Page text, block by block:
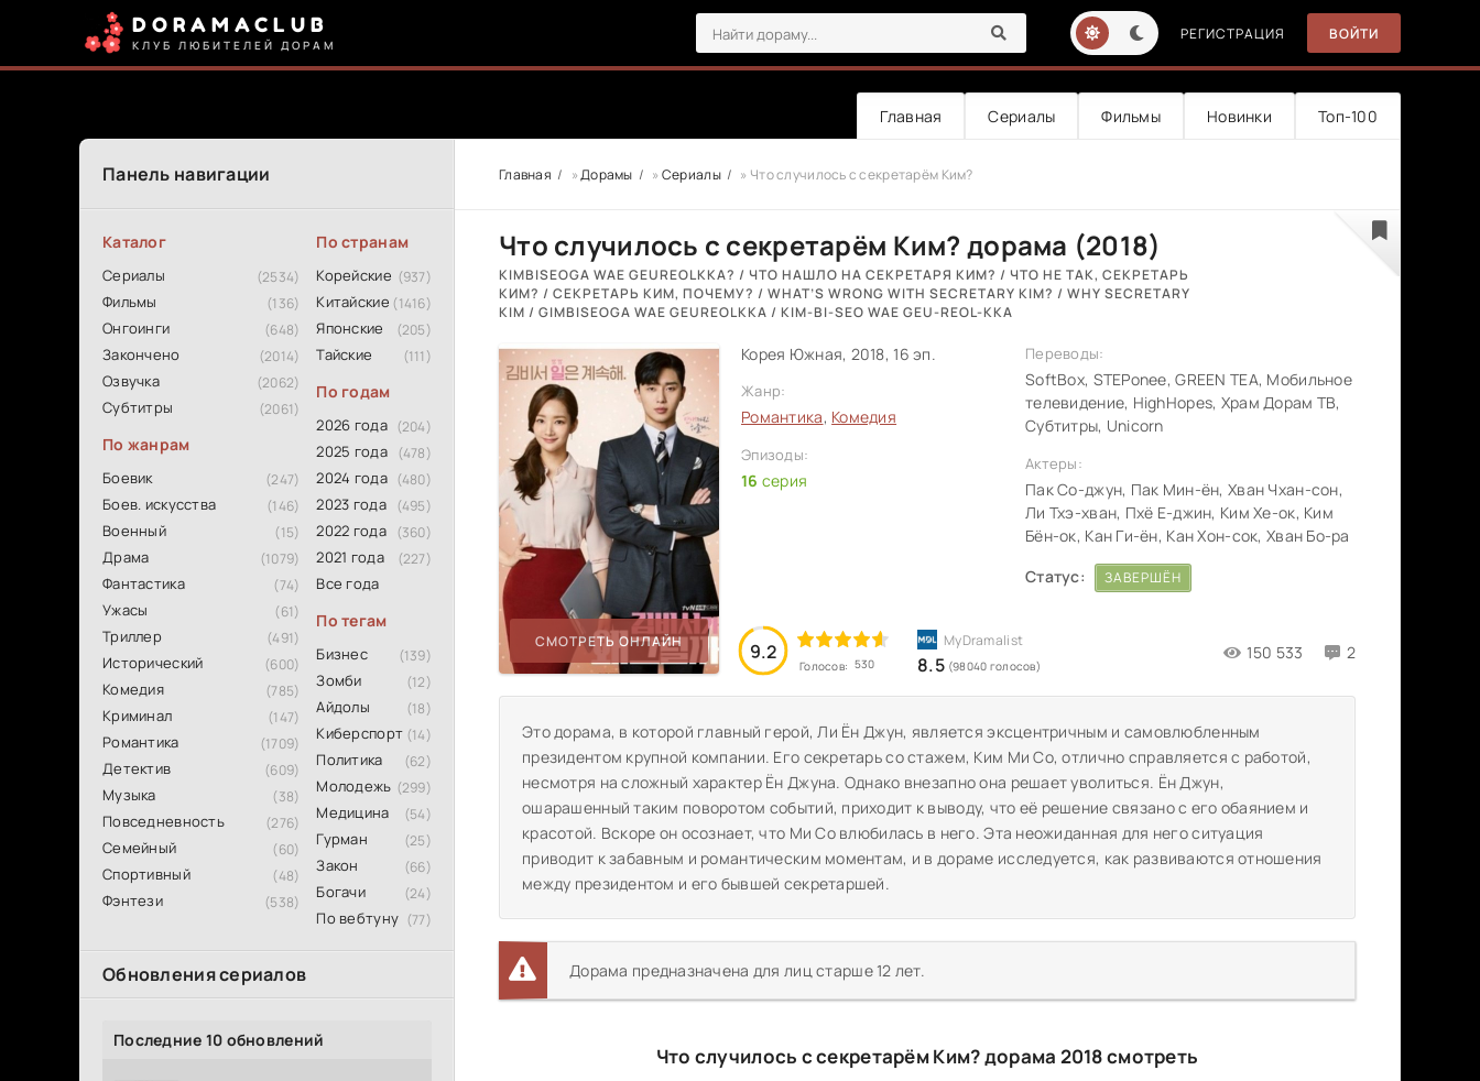
DORAMACLUB
КЛУБ ЛЮБИТЕЛЕЙ ДОРАМ
РЕГИСТРАЦИЯ ВОЙТИ
Главная Сериалы Фильмы Новинки Топ-100
Панель навигации
Каталог
Сериалы (2534)
Фильмы (136)
Онгоинги (648)
Закончено (2014)
Озвучка (2062)
Субтитры (2061)
По жанрам
Боевик (247)
Боев. искусства (146)
Военный (15)
Драма (1079)
Фантастика (74)
Ужасы (61)
Триллер (491)
Исторический (600)
Комедия (785)
Криминал (147)
Романтика (1709)
Детектив (609)
Музыка (38)
Повседневность (276)
Семейный (60)
Спортивный (48)
Фэнтези (538)
По странам
Корейские (937)
Китайские (1416)
Японские (205)
Тайские (111)
По годам
2026 года (204)
2025 года (478)
2024 года (480)
2023 года (495)
2022 года (360)
2021 года (227)
Все года
По тегам
Бизнес (139)
Зомби (12)
Айдолы (18)
Киберспорт (14)
Политика (62)
Молодежь (299)
Медицина (54)
Гурман (25)
Закон (66)
Богачи (24)
По вебтуну (77)
Обновления сериалов
Последние 10 обновлений
Главная »Дорамы » Сериалы » Что случилось с секретарём Ким?
Что случилось с секретарём Ким? дорама (2018)
KIMBISEOGA WAE GEUREOLKKA? / ЧТО НАШЛО НА СЕКРЕТАРЯ КИМ? / ЧТО НЕ ТАК, СЕКРЕТАРЬ
КИМ? / СЕКРЕТАРЬ КИМ, ПОЧЕМУ? / WHAT’S WRONG WITH SECRETARY KIM? / WHY SECRETARY
KIM / GIMBISEOGA WAE GEUREOLKKA / KIM-BI-SEO WAE GEU-REOL-KKA
СМОТРЕТЬ ОНЛАЙН
Корея Южная, 2018, 16 эп.
Жанр:
Романтика, Комедия
Эпизоды:
16 серия
9.2
Голосов: 530 8.5 (98040 голосов)
150 533 2
Переводы:
SoftBox, STEPonee, GREEN TEA, Мобильное
телевидение, HighHopes, Храм Дорам ТВ,
Субтитры, Unicorn
Актеры:
Пак Со-джун, Пак Мин-ён, Хван Чхан-сон,
Ли Тхэ-хван, Пхё Е-джин, Ким Хе-ок, Ким
Бён-ок, Кан Ги-ён, Кан Хон-сок, Хван Бо-ра
Статус:
ЗАВЕРШЁН
Это дорама, в которой главный герой, Ли Ён Джун, является эксцентричным и самовлюбленным
президентом крупной компании. Его секретарь со стажем, Ким Ми Со, отлично справляется с работой,
несмотря на сложный характер Ён Джуна. Однако внезапно она решает уволиться. Ён Джун,
ошарашенный таким поворотом событий, приходит к выводу, что её решение связано с его обаянием и
красотой. Вскоре он осознает, что Ми Со влюбилась в него. Эта неожиданная для него ситуация
приводит к забавным и романтическим моментам, и в дораме исследуется, как развиваются отношения
между президентом и его бывшей секретаршей.
Дорама предназначена для лиц старше 12 лет.
Что случилось с секретарём Ким? дорама 2018 смотреть